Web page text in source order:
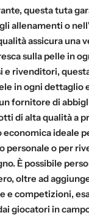
questa tuta
allenamenti o
assicura una
sulla pelle in
rivenditori,
in ogni dettaglio
fornitore di
di alta qualità a
economica ideale
personale o per
È possibile
oltre ad
e competizioni,
giocatori in